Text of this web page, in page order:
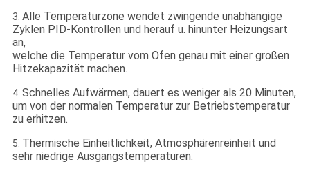
3. Alle Temperaturzone wendet zwingende unabhängige
Zyklen PID-Kontrollen und herauf u. hinunter Heizungsart
an,
welche die Temperatur vom Ofen genau mit einer großen
Hitzekapazität machen.
4. Schnelles Aufwärmen, dauert es weniger als 20 Minuten,
um von der normalen Temperatur zur Betriebstemperatur
zu erhitzen.
5. Thermische Einheitlichkeit, Atmosphärenreinheit und
sehr niedrige Ausgangstemperaturen.